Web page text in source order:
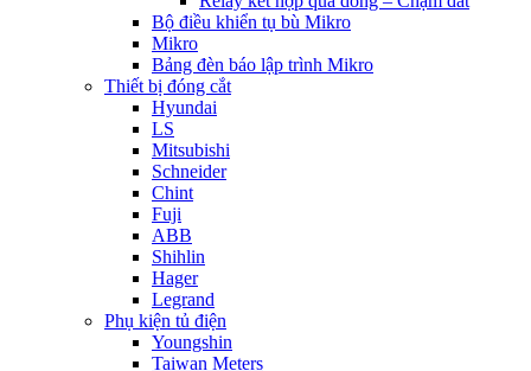
Bộ điều khiển tụ bù Mikro
Mikro
Bảng đèn báo lập trình Mikro
Thiết bị đóng cắt
Hyundai
LS
Mitsubishi
Schneider
Chint
Fuji
ABB
Shihlin
Hager
Legrand
Phụ kiện tủ điện
Youngshin
Taiwan Meters